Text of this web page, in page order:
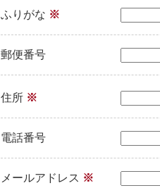
ふりがな ※
郵便番号
住所 ※
電話番号
メールアドレス ※